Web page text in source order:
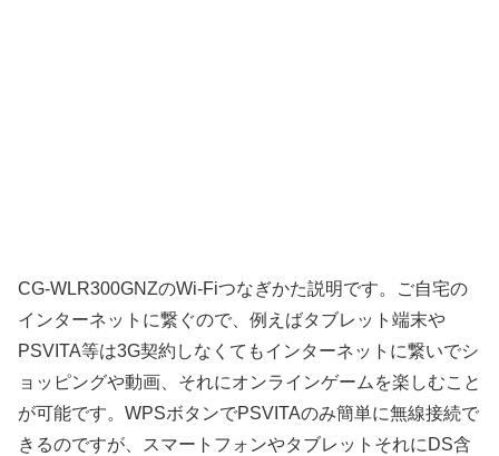
CG-WLR300GNZのWi-Fiつなぎかた説明です。ご自宅の
インターネットに繋ぐので、例えばタブレット端末や
PSVITA等は3G契約しなくてもインターネットに繋いでシ
ョッピングや動画、それにオンラインゲームを楽しむこと
が可能です。WPSボタンでPSVITAのみ簡単に無線接続で
きるのですが、スマートフォンやタブレットそれにDS含